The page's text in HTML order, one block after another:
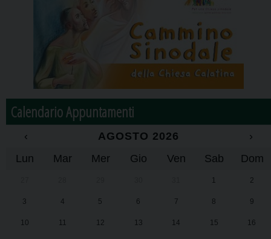
Calendario Appuntamenti
‹ AGOSTO 2026
›
Lun
Mar Mer Gio Ven Sab Dom
1 2
3 4 5 6 7 8 9
10 11 12 13 14 15 16